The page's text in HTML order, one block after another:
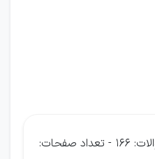
نوع فایل: PDF - تعداد سوالات: 166 - تعداد صفحات: